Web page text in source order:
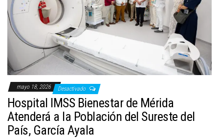
mayo 18, 2026 Desactivado
Hospital IMSS Bienestar de Mérida
Atenderá a la Población del Sureste del
País, García Ayala